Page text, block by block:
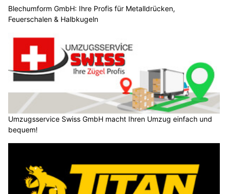
Blechumform GmbH: Ihre Profis für Metalldrücken,
Feuerschalen & Halbkugeln
Umzugsservice Swiss GmbH macht Ihren Umzug einfach und
bequem!